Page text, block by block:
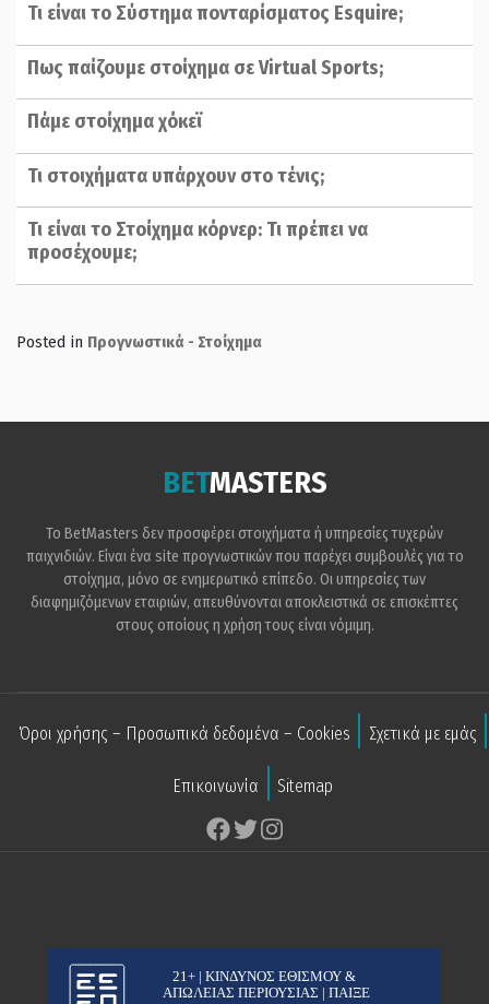
Τι είναι το Σύστημα πονταρίσματος Esquire;
Πως παίζουμε στοίχημα σε Virtual Sports;
Πάμε στοίχημα χόκεϊ
Τι στοιχήματα υπάρχουν στο τένις;
Τι είναι το Στοίχημα κόρνερ: Τι πρέπει να
προσέχουμε;
Posted in Προγνωστικά - Στοίχημα
BETMASTERS
Το BetMasters δεν προσφέρει στοιχήματα ή υπηρεσίες τυχερών
παιχνιδιών. Είναι ένα site προγνωστικών που παρέχει συμβουλές για το
στοίχημα, μόνο σε ενημερωτικό επίπεδο. Οι υπηρεσίες των
διαφημιζόμενων εταιριών, απευθύνονται αποκλειστικά σε επισκέπτες
στους οποίους η χρήση τους είναι νόμιμη.
Όροι χρήσης – Προσωπικά δεδομένα – Cookies Σχετικά με εμάς
Επικοινωνία Sitemap